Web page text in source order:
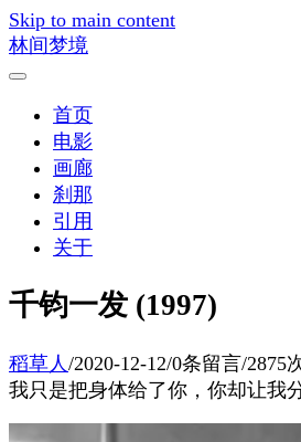
Skip to main content
林间梦境
首页
电影
画廊
刹那
引用
关于
千钧一发 (1997)
稻草人 /2020-12-12/0条留言/2875
我只是把身体给了你，你却让我